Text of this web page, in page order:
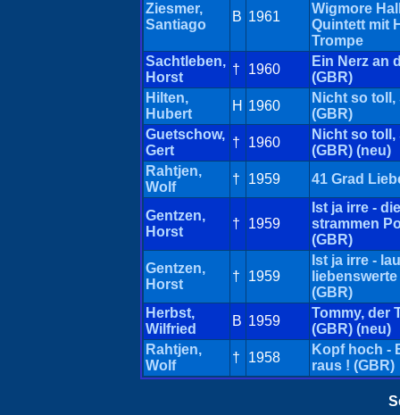
Ziesmer,
Santiago
B 1961
Wigmore
Quintett mit
Trompe
Sachtleben,
Horst
† 1960
Ein Nerz an
(GBR)
Hilten,
Hubert
H 1960
Nicht so toll,
(GBR)
Guetschow,
Gert
† 1960
Nicht so toll,
(GBR) (neu)
Rahtjen,
Wolf
† 1959 41 Grad
Gentzen,
Horst
† 1959
Ist ja irre -
strammen
(GBR)
Gentzen,
Horst
† 1959
Ist ja irre -
(GBR)
Herbst,
Wilfried
B 1959
Tommy, der
(GBR) (neu)
Rahtjen,
Wolf
† 1958
Kopf hoch -
raus ! (GBR)